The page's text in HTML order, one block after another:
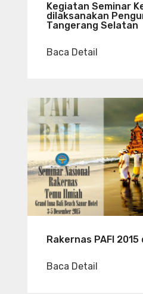
Kegiatan Seminar
dilaksanakan
Tangerang Selatan
Baca Detail
Rakernas PAFI 2015
Baca Detail